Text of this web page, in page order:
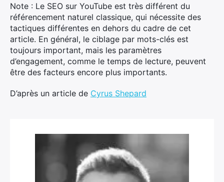
Note : Le SEO sur YouTube est très différent du
référencement naturel classique, qui nécessite des
tactiques différentes en dehors du cadre de cet
article. En général, le ciblage par mots-clés est
toujours important, mais les paramètres
d’engagement, comme le temps de lecture, peuvent
être des facteurs encore plus importants.
D’après un article de Cyrus Shepard